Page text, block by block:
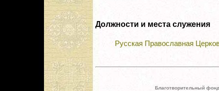
Должности и места служения
Русская Православная
Благотворительный